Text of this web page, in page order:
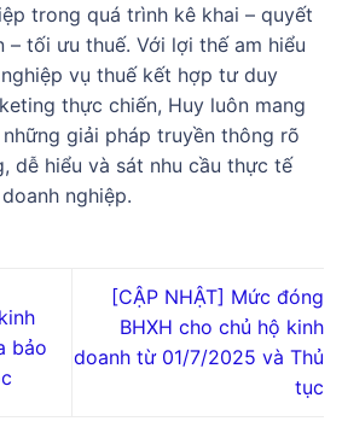
trong quá trình kê khai – quyết
– tối ưu thuế. Với lợi thế am hiểu
vụ thuế kết hợp tư duy
thực chiến, Huy luôn mang
giải pháp truyền thông rõ
dễ hiểu và sát nhu cầu thực tế
nghiệp.
bảo
[CẬP NHẬT] Mức đóng
BHXH cho chủ hộ kinh
doanh từ 01/7/2025 và Thủ
tục